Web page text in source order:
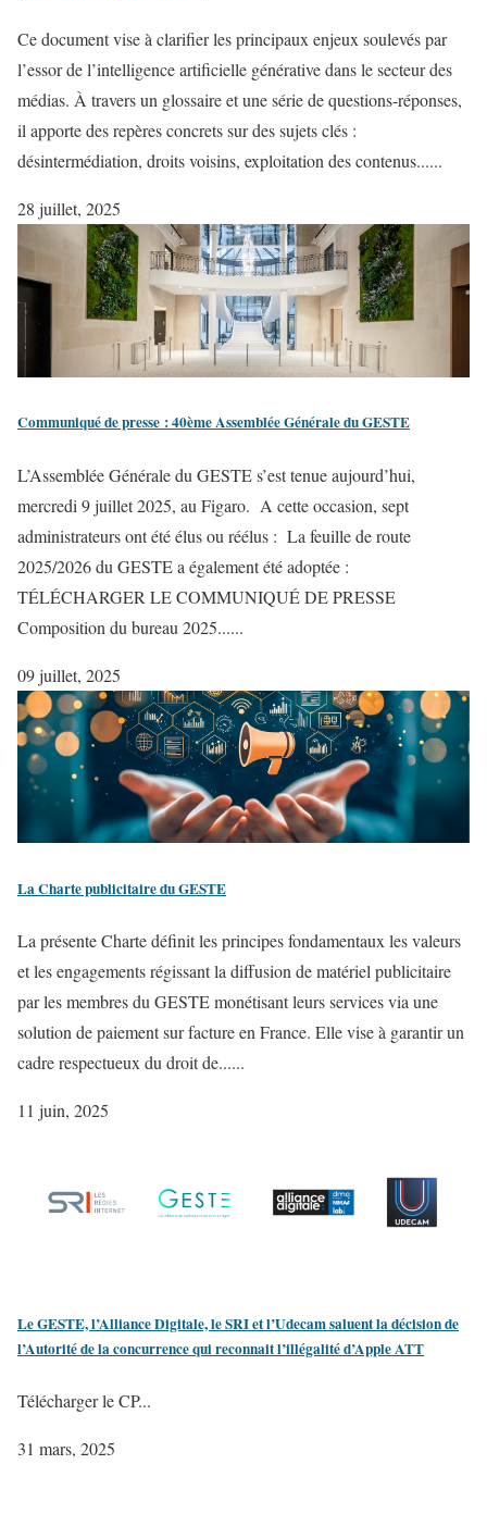
Ce document vise à clarifier les principaux enjeux soulevés par
l’essor de l’intelligence artificielle générative dans le secteur des
médias. À travers un glossaire et une série de questions-réponses,
il apporte des repères concrets sur des sujets clés :
désintermédiation, droits voisins, exploitation des contenus......
28 juillet, 2025
Communiqué de presse : 40ème Assemblée Générale du GESTE
L’Assemblée Générale du GESTE s’est tenue aujourd’hui,
mercredi 9 juillet 2025, au Figaro. A cette occasion, sept
administrateurs ont été élus ou réélus : La feuille de route
2025/2026 du GESTE a également été adoptée :
TÉLÉCHARGER LE COMMUNIQUÉ DE PRESSE
Composition du bureau 2025......
09 juillet, 2025
La Charte publicitaire du GESTE
La présente Charte définit les principes fondamentaux les valeurs
et les engagements régissant la diffusion de matériel publicitaire
par les membres du GESTE monétisant leurs services via une
solution de paiement sur facture en France. Elle vise à garantir un
cadre respectueux du droit de......
11 juin, 2025
Le GESTE, l’Alliance Digitale, le SRI et l’Udecam saluent la décision de
l’Autorité de la concurrence qui reconnait l’illégalité d’Apple ATT
Télécharger le CP...
31 mars, 2025